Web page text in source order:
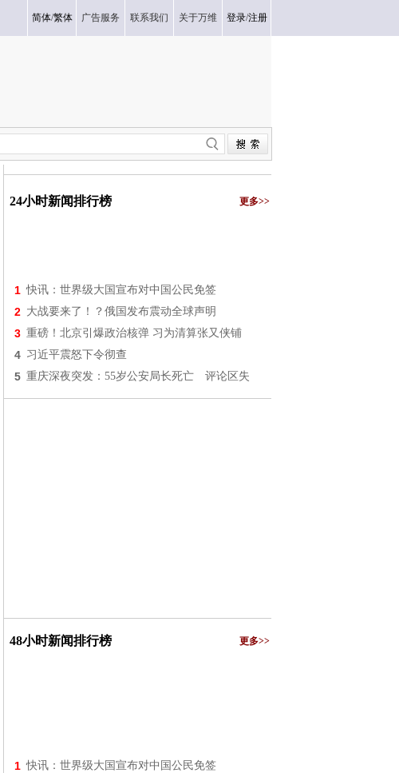
简体/繁体 广告服务 联系我们 关于万维 登录/注册
24小时新闻排行榜 更多>>
1 快讯：世界级大国宣布对中国公民免签
2 大战要来了！？俄国发布震动全球声明
3 重磅！北京引爆政治核弹 习为清算张又侠铺
4 习近平震怒下令彻查
5 重庆深夜突发：55岁公安局长死亡 评论区失
48小时新闻排行榜 更多>>
1 快讯：世界级大国宣布对中国公民免签